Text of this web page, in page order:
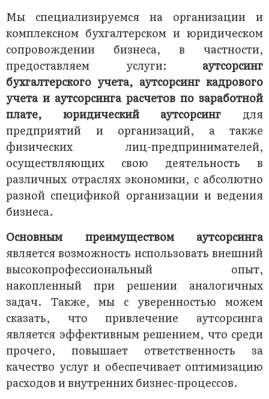
Мы специализируемся на организации и
комплексном бухгалтерском и юридическом
сопровождении бизнеса, в частности,
предоставляем услуги: аутсорсинг
бухгалтерского учета, аутсорсинг кадрового
учета и аутсорсинга расчетов по заработной
плате, юридический аутсорсинг для
предприятий и организаций, а также
физических лиц-предпринимателей,
осуществляющих свою деятельность в
различных отраслях экономики, с абсолютно
разной спецификой организации и ведения
бизнеса.
Основным преимуществом аутсорсинга
является возможность использовать внешний
высокопрофессиональный опыт,
накопленный при решении аналогичных
задач. Также, мы с уверенностью можем
сказать, что привлечение аутсорсинга
является эффективным решением, что среди
прочего, повышает ответственность за
качество услуг и обеспечивает оптимизацию
расходов и внутренних бизнес-процессов.